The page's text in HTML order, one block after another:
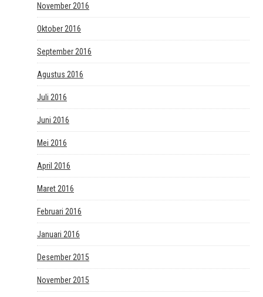
November 2016
Oktober 2016
September 2016
Agustus 2016
Juli 2016
Juni 2016
Mei 2016
April 2016
Maret 2016
Februari 2016
Januari 2016
Desember 2015
November 2015